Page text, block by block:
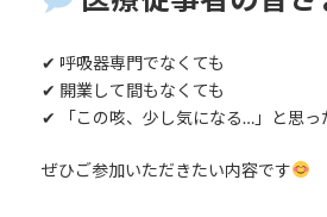
✔ 呼吸器専門でなくても
✔ 開業して間もなくても
✔ 「この咳、少し気になる…」と思っ
ぜひご参加いただきたい内容です